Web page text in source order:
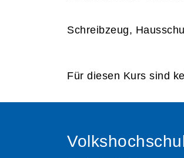
Schreibzeug,
Für diesen Kurs sind